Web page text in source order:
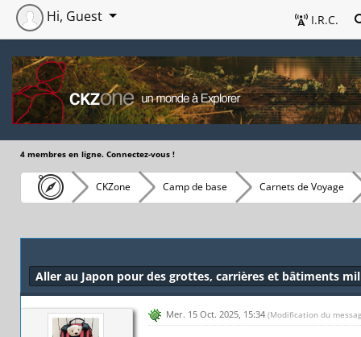
I.R.C.
Hi, Guest
4 membres en ligne. Connectez-vous !
CKZone Camp de base Carnets de Voyage
Aller au Japon pour des grottes, carrières et bâtiments
Mer. 15 Oct. 2025, 15:34 (Modification du